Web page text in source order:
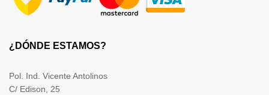
¿DÓNDE ESTAMOS?
Pol. Ind. Vicente Antolinos
C/ Edison, 25